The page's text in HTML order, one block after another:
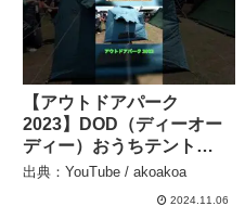
【アウトドアパーク
2023】DOD（ディーオー
ディー）おうちテント
（OUCHI TENT）T4 825
ンタッチテントの紹介
出典：YouTube / akoakoa
2024.11.06